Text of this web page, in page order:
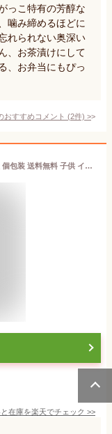
っこ特有の芳醇な
噛み締めるほどに
れられない奥深い
、お茶漬けにして
、お弁当にもぴっ
おすすめコメント (2件) >
ふりかけ 業務用 小袋 三島食品 コラボ 10種 個包装 送料無料 子供 インスタント ご飯のお供 詰め合わせ ごはんのおとも 福袋 まとめ買い ごはんのお供 プチギフト 食べ比べ アソートセット 試食 仕送り お弁当 食品 湖池屋 松屋 牛丼 炒飯 焼肉 ニチレイ
在庫を楽天でチェック >>